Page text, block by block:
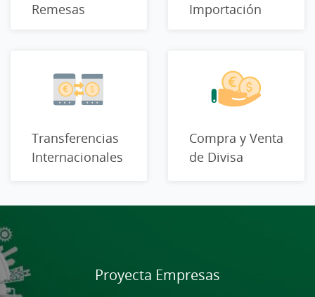
Remesas
Importación
Transferencias
Internacionales
Compra y Venta
de Divisa
contenido,
por
favor
espere...
Proyecta Empresas